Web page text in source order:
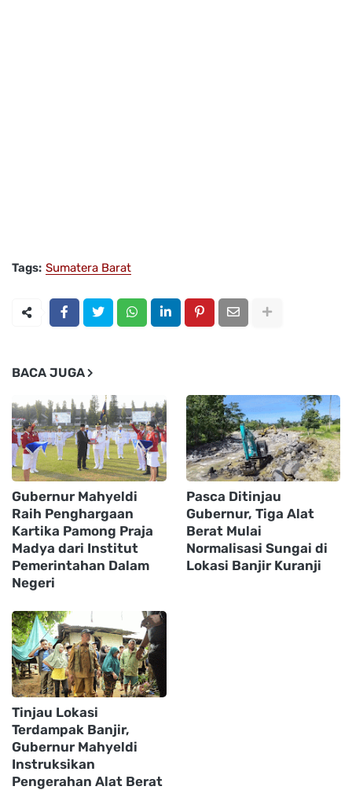
Tags: Sumatera Barat
BACA JUGA
Gubernur Mahyeldi
Raih Penghargaan
Kartika Pamong Praja
Madya dari Institut
Pemerintahan Dalam
Negeri
Pasca Ditinjau
Gubernur, Tiga Alat
Berat Mulai
Normalisasi Sungai di
Lokasi Banjir Kuranji
Tinjau Lokasi
Terdampak Banjir,
Gubernur Mahyeldi
Instruksikan
Pengerahan Alat Berat